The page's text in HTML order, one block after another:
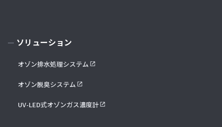
ソリューション
オゾン排水処理システム
オゾン脱臭システム
UV-LED式オゾンガス濃度計